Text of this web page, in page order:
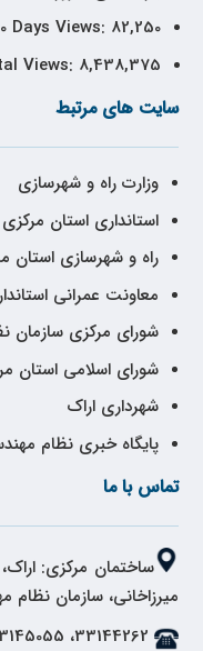
Days Views: 82,250
Views: 8,438,375
سایت های مرتبط
وزارت راه و شهرسازی
استانداری استان مرکزی
راه و شهرسازی استان
معاونت عمرانی
شورای مرکزی سازمان
شورای اسلامی استان
شهرداری اراک
پایگاه خبری نظام
تماس با ما
ساختمان مرکزی:
میرزاخانی، سازمان
33144262، 33145055، 33144660 086